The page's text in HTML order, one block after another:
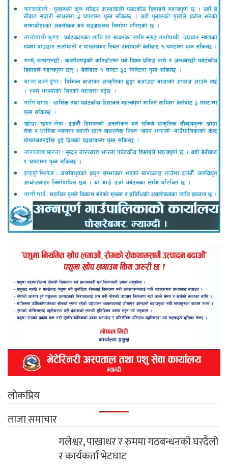
लोकप्रिय
ताजा समाचार
गलेश्वर, पाखाथर र रुममा गठबन्धनको घरदैलो
र कार्यकर्ता भेटघाट